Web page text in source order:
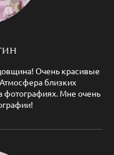
Очень красивые
близких
фотографиях. Мне очень